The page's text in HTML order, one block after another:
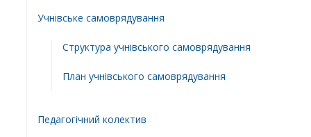
Учнівське самоврядування
Структура учнiвського самоврядування
План учнiвського самоврядування
Педагогічний колектив